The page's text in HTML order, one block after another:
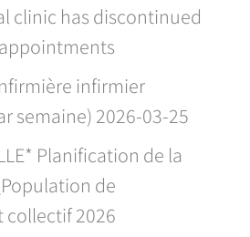
clinic has discontinued
infirmier
semaine) 2026-03-25
Planification de la
de
collectif 2026